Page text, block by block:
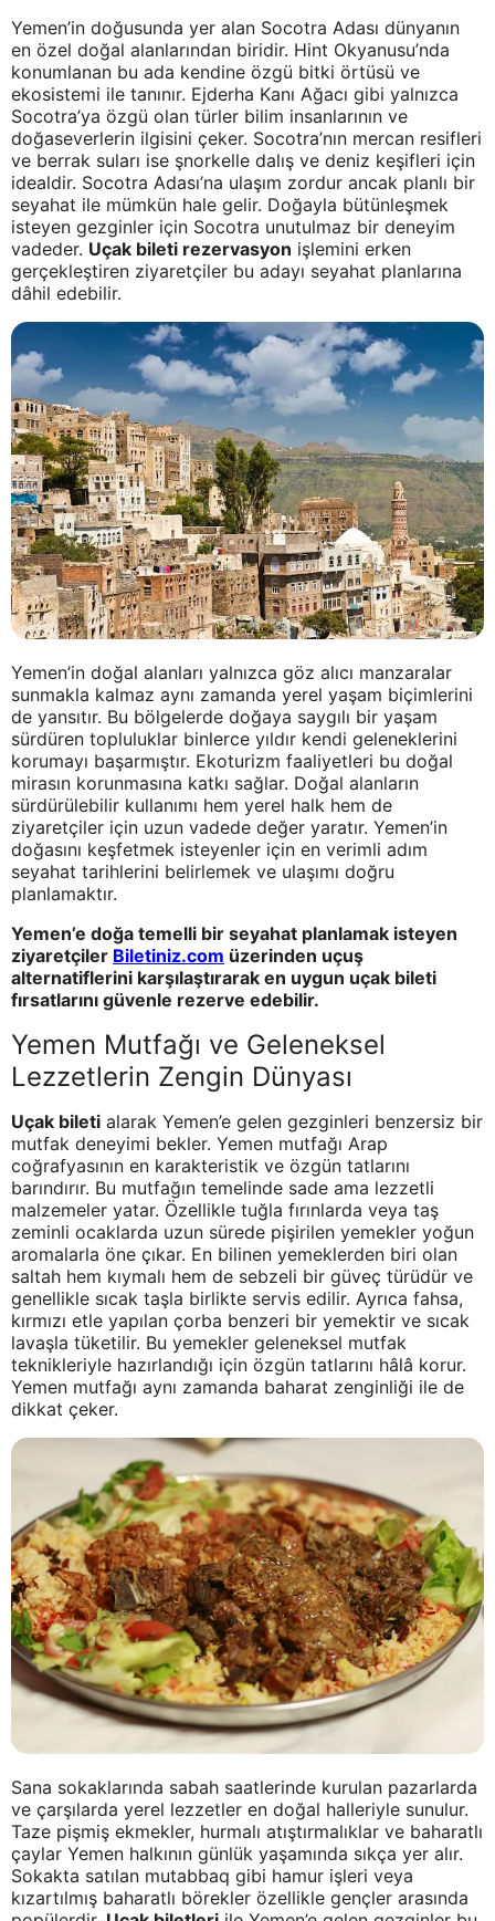
Yemen’in doğusunda yer alan Socotra Adası dünyanın
en özel doğal alanlarından biridir. Hint Okyanusu’nda
konumlanan bu ada kendine özgü bitki örtüsü ve
ekosistemi ile tanınır. Ejderha Kanı Ağacı gibi yalnızca
Socotra’ya özgü olan türler bilim insanlarının ve
doğaseverlerin ilgisini çeker. Socotra’nın mercan resifleri
ve berrak suları ise şnorkelle dalış ve deniz keşifleri için
idealdir. Socotra Adası’na ulaşım zordur ancak planlı bir
seyahat ile mümkün hale gelir. Doğayla bütünleşmek
isteyen gezginler için Socotra unutulmaz bir deneyim
vadeder. Uçak bileti rezervasyon işlemini erken
gerçekleştiren ziyaretçiler bu adayı seyahat planlarına
dâhil edebilir.
Yemen’in doğal alanları yalnızca göz alıcı manzaralar
sunmakla kalmaz aynı zamanda yerel yaşam biçimlerini
de yansıtır. Bu bölgelerde doğaya saygılı bir yaşam
sürdüren topluluklar binlerce yıldır kendi geleneklerini
korumayı başarmıştır. Ekoturizm faaliyetleri bu doğal
mirasın korunmasına katkı sağlar. Doğal alanların
sürdürülebilir kullanımı hem yerel halk hem de
ziyaretçiler için uzun vadede değer yaratır. Yemen’in
doğasını keşfetmek isteyenler için en verimli adım
seyahat tarihlerini belirlemek ve ulaşımı doğru
planlamaktır.
Yemen’e doğa temelli bir seyahat planlamak isteyen
ziyaretçiler Biletiniz.com üzerinden uçuş
alternatiflerini karşılaştırarak en uygun uçak bileti
fırsatlarını güvenle rezerve edebilir.
Yemen Mutfağı ve Geleneksel
Lezzetlerin Zengin Dünyası
Uçak bileti alarak Yemen’e gelen gezginleri benzersiz bir
mutfak deneyimi bekler. Yemen mutfağı Arap
coğrafyasının en karakteristik ve özgün tatlarını
barındırır. Bu mutfağın temelinde sade ama lezzetli
malzemeler yatar. Özellikle tuğla fırınlarda veya taş
zeminli ocaklarda uzun sürede pişirilen yemekler yoğun
aromalarla öne çıkar. En bilinen yemeklerden biri olan
saltah hem kıymalı hem de sebzeli bir güveç türüdür ve
genellikle sıcak taşla birlikte servis edilir. Ayrıca fahsa,
kırmızı etle yapılan çorba benzeri bir yemektir ve sıcak
lavaşla tüketilir. Bu yemekler geleneksel mutfak
teknikleriyle hazırlandığı için özgün tatlarını hâlâ korur.
Yemen mutfağı aynı zamanda baharat zenginliği ile de
dikkat çeker.
Sana sokaklarında sabah saatlerinde kurulan pazarlarda
ve çarşılarda yerel lezzetler en doğal halleriyle sunulur.
Taze pişmiş ekmekler, hurmalı atıştırmalıklar ve baharatlı
çaylar Yemen halkının günlük yaşamında sıkça yer alır.
Sokakta satılan mutabbaq gibi hamur işleri veya
kızartılmış baharatlı börekler özellikle gençler arasında